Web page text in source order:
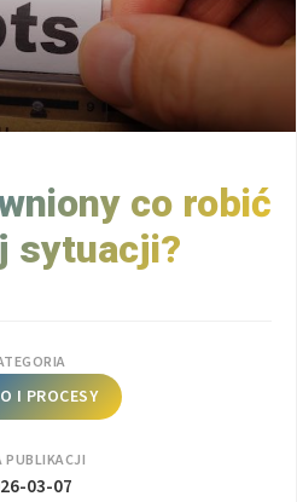
co robić
sytuacji?
I PROCESY
PUBLIKACJI
03-07